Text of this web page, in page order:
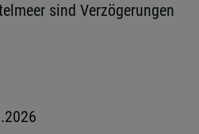
sind Verzögerungen